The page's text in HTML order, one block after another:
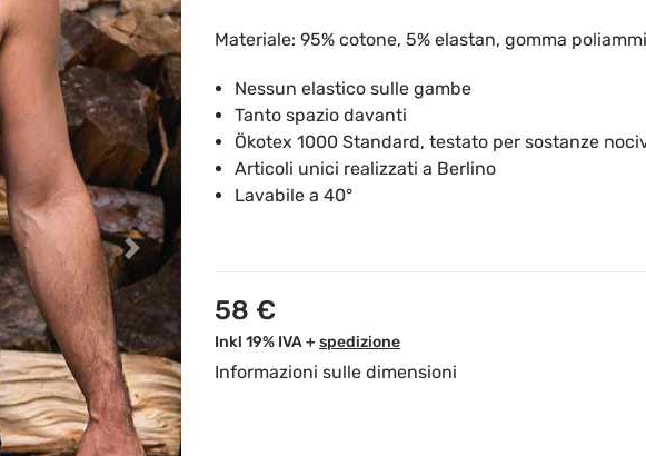
Materiale: 95% cotone, 5% elastan, gomma
Nessun elastico sulle gambe
Tanto spazio davanti
Ökotex 1000 Standard, testato per sostanze
Articoli unici realizzati a Berlino
Lavabile a 40°
58 €
Inkl 19% IVA + spedizione
Informazioni sulle dimensioni